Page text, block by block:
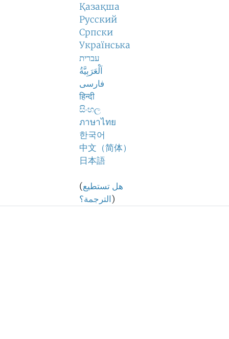
Қазақша
Русский
Српски
Українська
עברית
اَلْعَرَبِيَّةُ
فارسی
हिन्दी
සිංහල
ภาษาไทย
한국어
中文（简体）
日本語
(هل تستطيع
الترجمة؟)